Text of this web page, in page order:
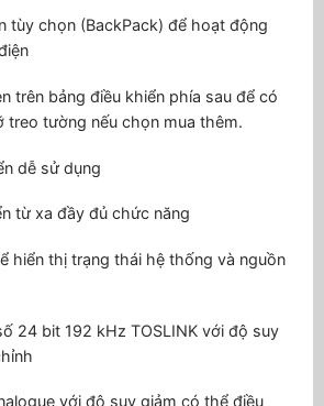
tùy chọn (BackPack) để hoạt động
trên bảng điều khiển phía sau để có
treo tường nếu chọn mua thêm.
dễ sử dụng
từ xa đầy đủ chức năng
hiển thị trạng thái hệ thống và nguồn
24 bit 192 kHz TOSLINK với độ suy
với độ suy giảm có thể điều